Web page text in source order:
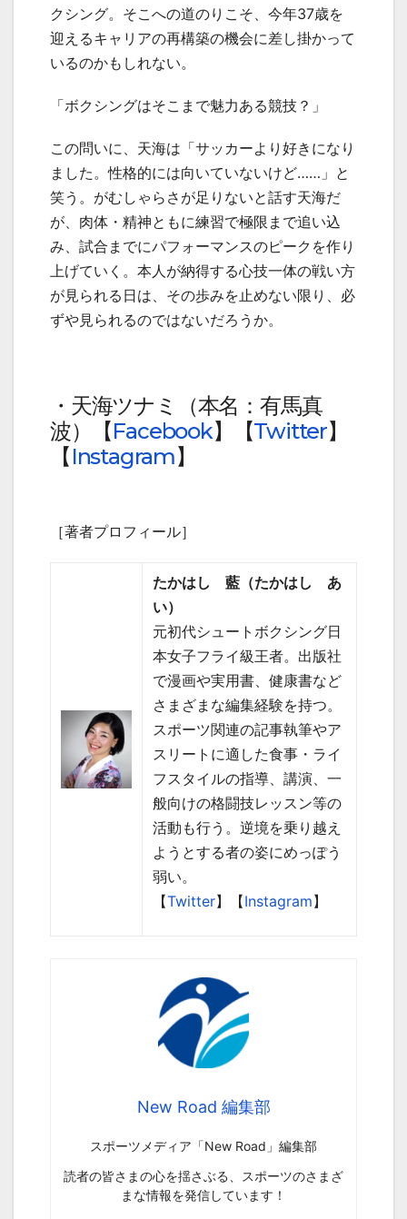
クシング。そこへの道のりこそ、今年37歳を
迎えるキャリアの再構築の機会に差し掛かって
いるのかもしれない。
「ボクシングはそこまで魅力ある競技？」
この問いに、天海は「サッカーより好きになり
ました。性格的には向いていないけど……」と
笑う。がむしゃらさが足りないと話す天海だ
が、肉体・精神ともに練習で極限まで追い込
み、試合までにパフォーマンスのピークを作り
上げていく。本人が納得する心技一体の戦い方
が見られる日は、その歩みを止めない限り、必
ずや見られるのではないだろうか。
・天海ツナミ（本名：有馬真
波）【Facebook】【Twitter】
【Instagram】
［著者プロフィール］
たかはし 藍（たかはし あ
い）
元初代シュートボクシング日
本女子フライ級王者。出版社
で漫画や実用書、健康書など
さまざまな編集経験を持つ。
スポーツ関連の記事執筆やア
スリートに適した食事・ライ
フスタイルの指導、講演、一
般向けの格闘技レッスン等の
活動も行う。逆境を乗り越え
ようとする者の姿にめっぽう
弱い。
【Twitter】【Instagram】
New Road 編集部
スポーツメディア「New Road」編集部
読者の皆さまの心を揺さぶる、スポーツのさまざ
まな情報を発信しています！